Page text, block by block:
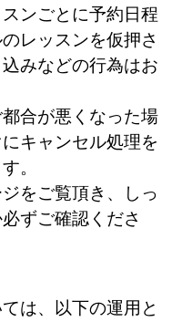
ンごとに予約日程
レッスンを仮押さ
みなどの行為はお
合が悪くなった場
キャンセル処理を
。
をご覧頂き、しっ
ずご確認くださ
は、以下の運用と